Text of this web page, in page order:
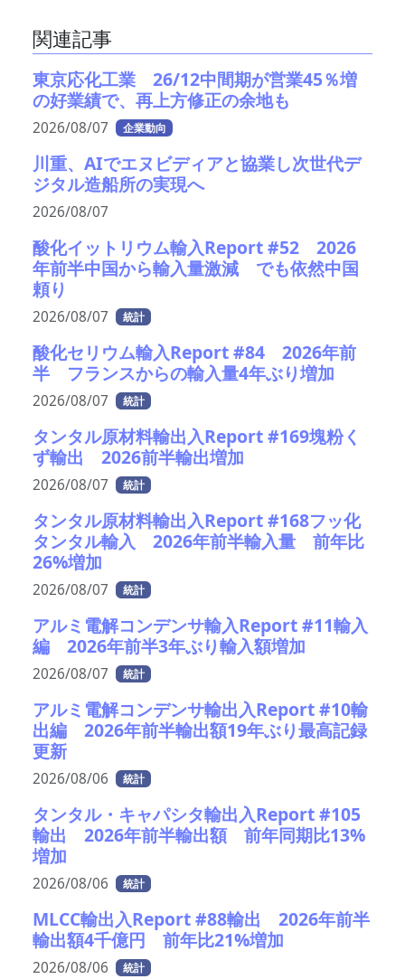
関連記事
東京応化工業 26/12中間期が営業45％増
の好業績で、再上方修正の余地も
2026/08/07 企業動向
川重、AIでエヌビディアと協業し次世代デ
ジタル造船所の実現へ
2026/08/07
酸化イットリウム輸入Report #52 2026
年前半中国から輸入量激減 でも依然中国
頼り
2026/08/07 統計
酸化セリウム輸入Report #84 2026年前
半 フランスからの輸入量4年ぶり増加
2026/08/07 統計
タンタル原材料輸出入Report #169塊粉く
ず輸出 2026前半輸出増加
2026/08/07 統計
タンタル原材料輸出入Report #168フッ化
タンタル輸入 2026年前半輸入量 前年比
26%増加
2026/08/07 統計
アルミ電解コンデンサ輸入Report #11輸入
編 2026年前半3年ぶり輸入額増加
2026/08/07 統計
アルミ電解コンデンサ輸出入Report #10輸
出編 2026年前半輸出額19年ぶり最高記録
更新
2026/08/06 統計
タンタル・キャパシタ輸出入Report #105
輸出 2026年前半輸出額 前年同期比13%
増加
2026/08/06 統計
MLCC輸出入Report #88輸出 2026年前半
輸出額4千億円 前年比21%増加
2026/08/06 統計